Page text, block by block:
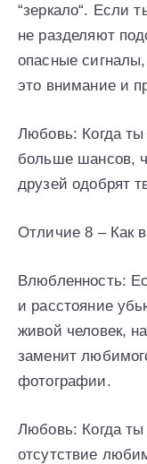
“зеркало“. Если
не разделяют
опасные
это внимание и
Любовь: Когда
больше шансов,
друзей одобрят
Отличие 8 – Как
Влюбленность:
и расстояние
живой человек,
заменит
фотографии.
Любовь: Когда
отсутствие